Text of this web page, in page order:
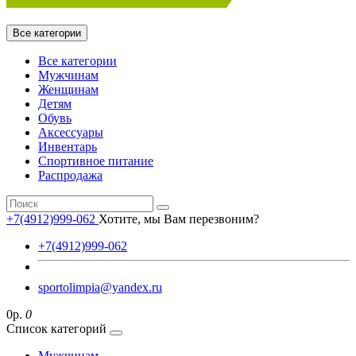
Все категории
Все категории
Мужчинам
Женщинам
Детям
Обувь
Аксессуары
Инвентарь
Спортивное питание
Распродажа
+7(4912)999-062 Хотите, мы Вам перезвоним?
+7(4912)999-062
sportolimpia@yandex.ru
0р. 0
Список категорий